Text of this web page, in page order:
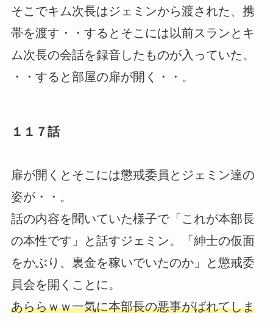
そこでキム次長はジェミンから渡された、携
帯を渡す・・するとそこには以前スランとキ
ム次長の会話を録音したものが入っていた。
・・すると部屋の扉が開く・・。
１１７話
扉が開くとそこには懲戒委員とジェミン達の
姿が・・。
話の内容を聞いていた様子で「これが本部長
の本性です」と話すジェミン。「紳士の仮面
をかぶり、裏金を稼いでいたのか」と懲戒委
員会を開くことに。
あららｗｗ一気に本部長の悪事がばれてしま